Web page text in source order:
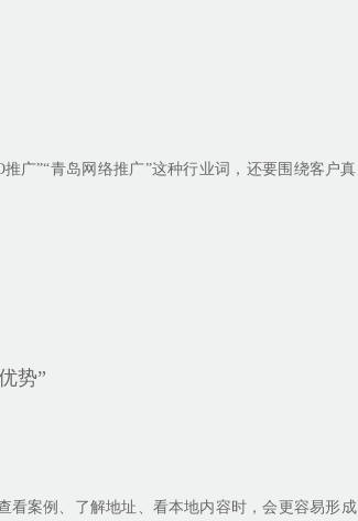
广”“青岛网络推广”这种行业词，还要围绕客户真
势”
看案例、了解地址、看本地内容时，会更容易形成